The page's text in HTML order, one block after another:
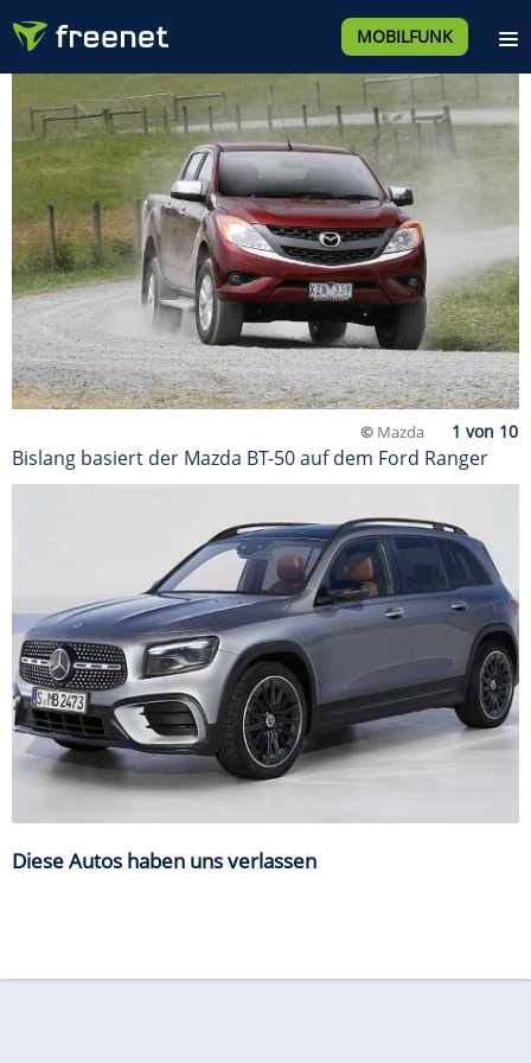
MOBILFUNK
© Mazda
Bislang basiert der Mazda BT-50 auf dem Ford Ranger
Diese Autos haben uns verlassen